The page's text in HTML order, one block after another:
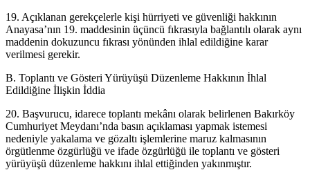
19. Açıklanan gerekçelerle kişi hürriyeti ve güvenliği hakkının
Anayasa’nın 19. maddesinin üçüncü fıkrasıyla bağlantılı olarak aynı
maddenin dokuzuncu fıkrası yönünden ihlal edildiğine karar
verilmesi gerekir.
B. Toplantı ve Gösteri Yürüyüşü Düzenleme Hakkının İhlal
Edildiğine İlişkin İddia
20. Başvurucu, idarece toplantı mekânı olarak belirlenen Bakırköy
Cumhuriyet Meydanı’nda basın açıklaması yapmak istemesi
nedeniyle yakalama ve gözaltı işlemlerine maruz kalmasının
örgütlenme özgürlüğü ve ifade özgürlüğü ile toplantı ve gösteri
yürüyüşü düzenleme hakkını ihlal ettiğinden yakınmıştır.